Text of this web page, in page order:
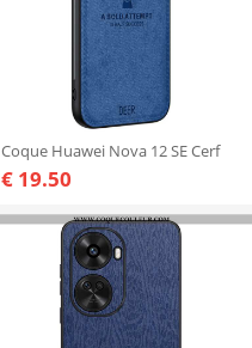
Coque Huawei Nova 12 SE Cerf
€ 19.50